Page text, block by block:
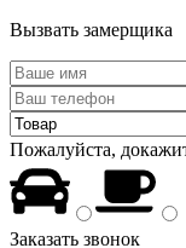
Вызвать замерщика
Пожалуйста,
Заказать звонок